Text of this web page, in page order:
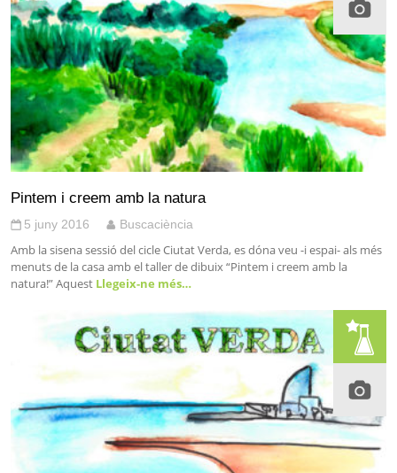
Pintem i creem amb la natura
5 juny 2016 Buscaciència
Amb la sisena sessió del cicle Ciutat Verda, es dóna veu -i espai- als més
menuts de la casa amb el taller de dibuix “Pintem i creem amb la
natura!” Aquest Llegeix-ne més…